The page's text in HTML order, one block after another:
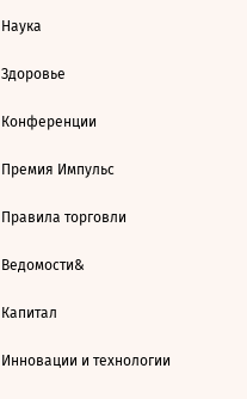
Наука
Здоровье
Конференции
Премия Импульс
Правила торговли
Ведомости&
Капитал
Инновации и технологии